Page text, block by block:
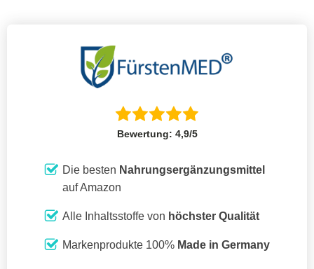
Bewertung: 4,9/5
Die besten Nahrungsergänzungsmittel
auf Amazon
Alle Inhaltsstoffe von höchster Qualität
Markenprodukte 100% Made in Germany